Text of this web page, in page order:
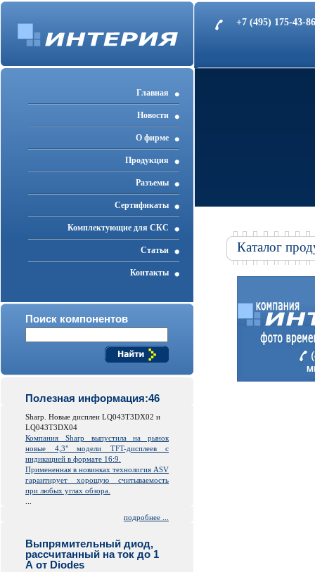
+7 (495) 175-43-
Главная
Новости
О фирме
Продукция
Разъемы
Cертификаты
Комплектующие для СКС
Статьи
Контакты
Поиск компонентов
Полезная информация:46
Sharp. Новые дисплеи LQ043T3DX02 и
LQ043T3DX04
Компания Sharp выпустила на рынок
новые 4,3" модели TFT-дисплеев с
индикацией в формате 16:9.
Примененная в новинках технология ASV
гарантирует хорошую считываемость
при любых углах обзора.
подробнее ...
Выпрямительный диод,
рассчитанный на ток до 1
А от Diodes
Каталог